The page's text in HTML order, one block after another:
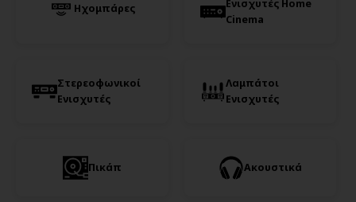
Ηχομπάρες
Ενισχυτές Home
Cinema
Στερεοφωνικοί
Ενισχυτές
Λαμπάτοι
Ενισχυτές
Πικάπ Ακουστικά